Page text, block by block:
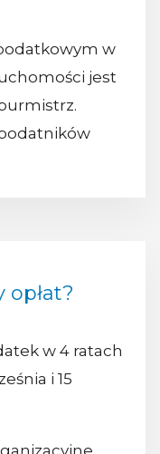
w
jest
w 4 ratach
i 15